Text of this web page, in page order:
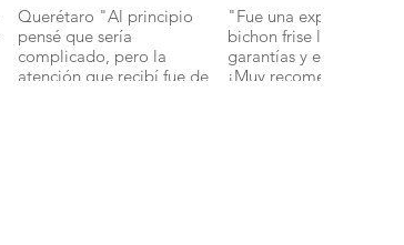
Querétaro "Al principio
pensé que sería
complicado, pero la
atención que recibí fue de
"Fue una experiencia
bichon frise llegó con
garantías y en perfecto
¡Muy recomendados!".